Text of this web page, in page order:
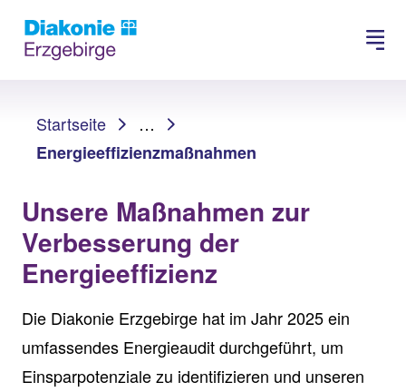
Suchen
Startseite
…
Energieeffizienzmaßnahmen
Unsere Maßnahmen zur
Verbesserung der
Energieeffizienz
Die Diakonie Erzgebirge hat im Jahr 2025 ein
umfassendes Energieaudit durchgeführt, um
Einsparpotenziale zu identifizieren und unseren